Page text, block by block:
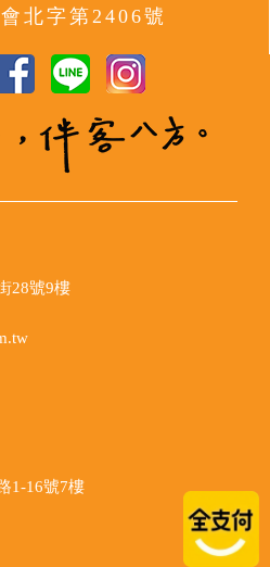
北字第2406號
28號9樓
1-16號7樓